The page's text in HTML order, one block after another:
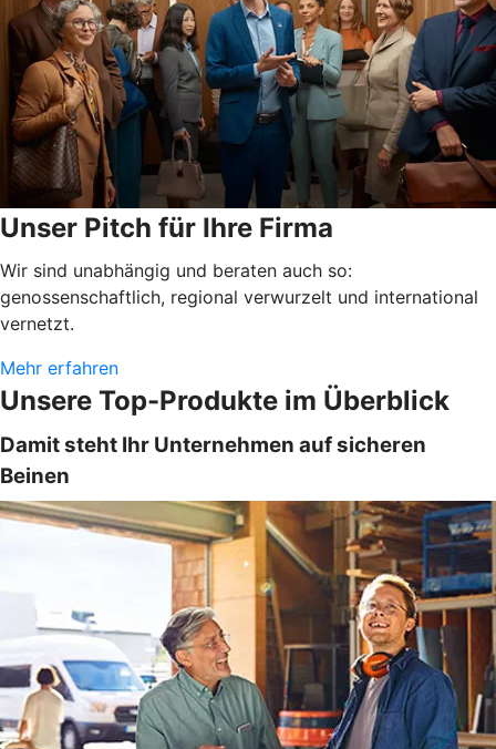
Unser Pitch für Ihre Firma
Wir sind unabhängig und beraten auch so:
genossenschaftlich, regional verwurzelt und international
vernetzt.
Mehr erfahren
Unsere Top-Produkte im Überblick
Damit steht Ihr Unternehmen auf sicheren
Beinen